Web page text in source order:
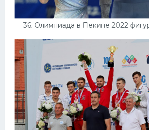
36. Олимпиада в Пекине 2022